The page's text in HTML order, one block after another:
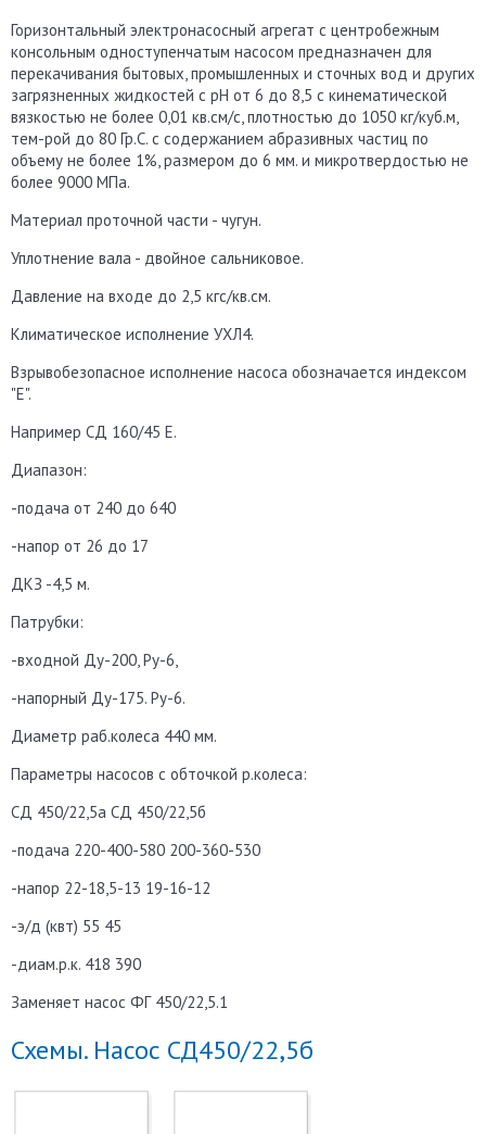
Горизонтальный электронасосный агрегат с центробежным
консольным одноступенчатым насосом предназначен для
перекачивания бытовых, промышленных и сточных вод и других
загрязненных жидкостей с рН от 6 до 8,5 с кинематической
вязкостью не более 0,01 кв.см/с, плотностью до 1050 кг/куб.м,
тем-рой до 80 Гр.С. с содержанием абразивных частиц по
объему не более 1%, размером до 6 мм. и микротвердостью не
более 9000 МПа.
Материал проточной части - чугун.
Уплотнение вала - двойное сальниковое.
Давление на входе до 2,5 кгс/кв.см.
Климатическое исполнение УХЛ4.
Взрывобезопасное исполнение насоса обозначается индексом
"Е".
Например СД 160/45 Е.
Диапазон:
-подача от 240 до 640
-напор от 26 до 17
ДКЗ -4,5 м.
Патрубки:
-входной Ду-200, Ру-6,
-напорный Ду-175. Ру-6.
Диаметр раб.колеса 440 мм.
Параметры насосов с обточкой р.колеса:
СД 450/22,5а СД 450/22,5б
-подача 220-400-580 200-360-530
-напор 22-18,5-13 19-16-12
-э/д (квт) 55 45
-диам.р.к. 418 390
Заменяет насос ФГ 450/22,5.1
Схемы. Насос СД450/22,5б